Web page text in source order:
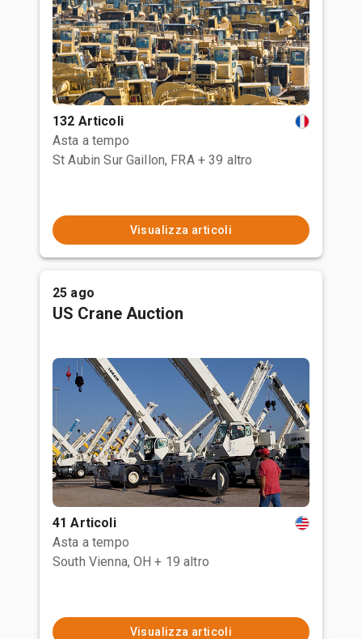
132 Articoli
Asta a tempo
St Aubin Sur Gaillon, FRA + 39 altro
Visualizza articoli
25 ago
US Crane Auction
41 Articoli
Asta a tempo
South Vienna, OH + 19 altro
Visualizza articoli